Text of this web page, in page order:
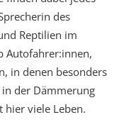
des
Reptilien im
Autofahrer:innen,
in denen besonders
der Dämmerung
hier viele Leben.